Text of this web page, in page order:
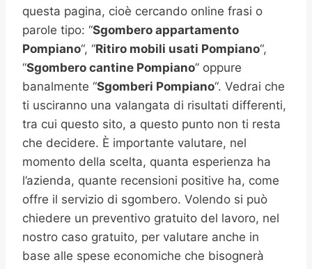
questa pagina, cioè cercando online frasi o
parole tipo: “Sgombero appartamento
Pompiano“, “Ritiro mobili usati Pompiano“,
“Sgombero cantine Pompiano” oppure
banalmente “Sgomberi Pompiano“. Vedrai che
ti usciranno una valangata di risultati differenti,
tra cui questo sito, a questo punto non ti resta
che decidere. È importante valutare, nel
momento della scelta, quanta esperienza ha
l’azienda, quante recensioni positive ha, come
offre il servizio di sgombero. Volendo si può
chiedere un preventivo gratuito del lavoro, nel
nostro caso gratuito, per valutare anche in
base alle spese economiche che bisognerà